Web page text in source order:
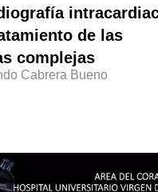
de las
complejas
Cabrera Bueno